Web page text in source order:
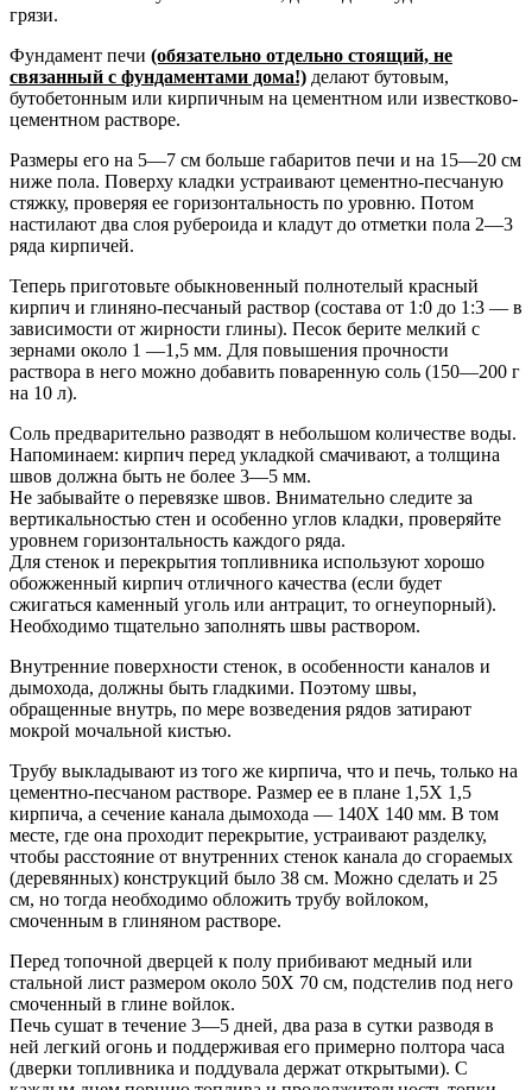
грязи.
Фундамент печи (обязательно отдельно стоящий, не
связанный с фундаментами дома!) делают бутовым,
бутобетонным или кирпичным на цементном или известково-
цементном растворе.
Размеры его на 5—7 см больше габаритов печи и на 15—20 см
ниже пола. Поверху кладки устраивают цементно-песчаную
стяжку, проверяя ее горизонтальность по уровню. Потом
настилают два слоя рубероида и кладут до отметки пола 2—3
ряда кирпичей.
Теперь приготовьте обыкновенный полнотелый красный
кирпич и глиняно-песчаный раствор (состава от 1:0 до 1:3 — в
зависимости от жирности глины). Песок берите мелкий с
зернами около 1 —1,5 мм. Для повышения прочности
раствора в него можно добавить поваренную соль (150—200 г
на 10 л).
Соль предварительно разводят в небольшом количестве воды.
Напоминаем: кирпич перед укладкой смачивают, а толщина
швов должна быть не более 3—5 мм.
Не забывайте о перевязке швов. Внимательно следите за
вертикальностью стен и особенно углов кладки, проверяйте
уровнем горизонтальность каждого ряда.
Для стенок и перекрытия топливника используют хорошо
обожженный кирпич отличного качества (если будет
сжигаться каменный уголь или антрацит, то огнеупорный).
Необходимо тщательно заполнять швы раствором.
Внутренние поверхности стенок, в особенности каналов и
дымохода, должны быть гладкими. Поэтому швы,
обращенные внутрь, по мере возведения рядов затирают
мокрой мочальной кистью.
Трубу выкладывают из того же кирпича, что и печь, только на
цементно-песчаном растворе. Размер ее в плане 1,5Х 1,5
кирпича, а сечение канала дымохода — 140Х 140 мм. В том
месте, где она проходит перекрытие, устраивают разделку,
чтобы расстояние от внутренних стенок канала до сгораемых
(деревянных) конструкций было 38 см. Можно сделать и 25
см, но тогда необходимо обложить трубу войлоком,
смоченным в глиняном растворе.
Перед топочной дверцей к полу прибивают медный или
стальной лист размером около 50Х 70 см, подстелив под него
смоченный в глине войлок.
Печь сушат в течение 3—5 дней, два раза в сутки разводя в
ней легкий огонь и поддерживая его примерно полтора часа
(дверки топливника и поддувала держат открытыми). С